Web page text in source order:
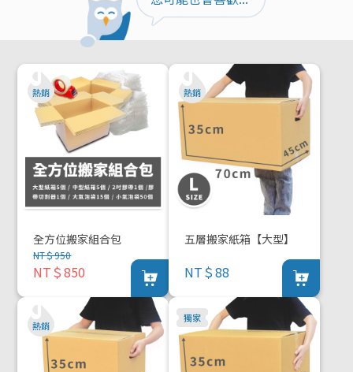
全方位搬家組合包
NT＄950
NT＄850
五層搬家紙箱【大型】
NT＄88